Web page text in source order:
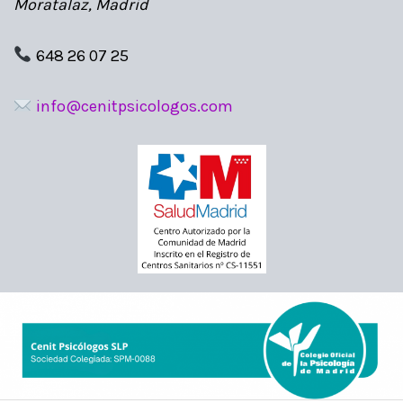
Moratalaz, Madrid
648 26 07 25
info@cenitpsicologos.com